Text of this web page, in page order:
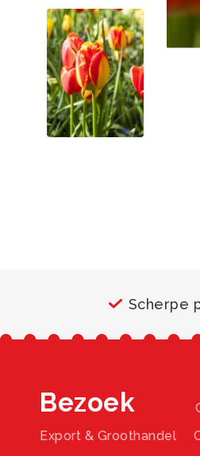
Scherpe
Bezoek
Export & Groothandel